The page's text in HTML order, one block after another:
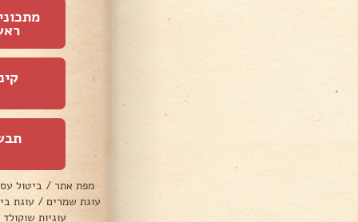
מפת אתר / ביטול
עוגת שמרים / עוגת
עוגיות